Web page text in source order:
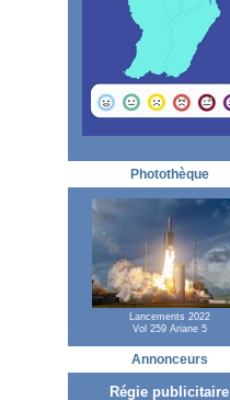
Photothèque
Lancements 2022
Vol 259 Ariane 5
Annonceurs
Régie publicitaire